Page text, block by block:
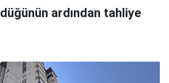
ardından tahliye